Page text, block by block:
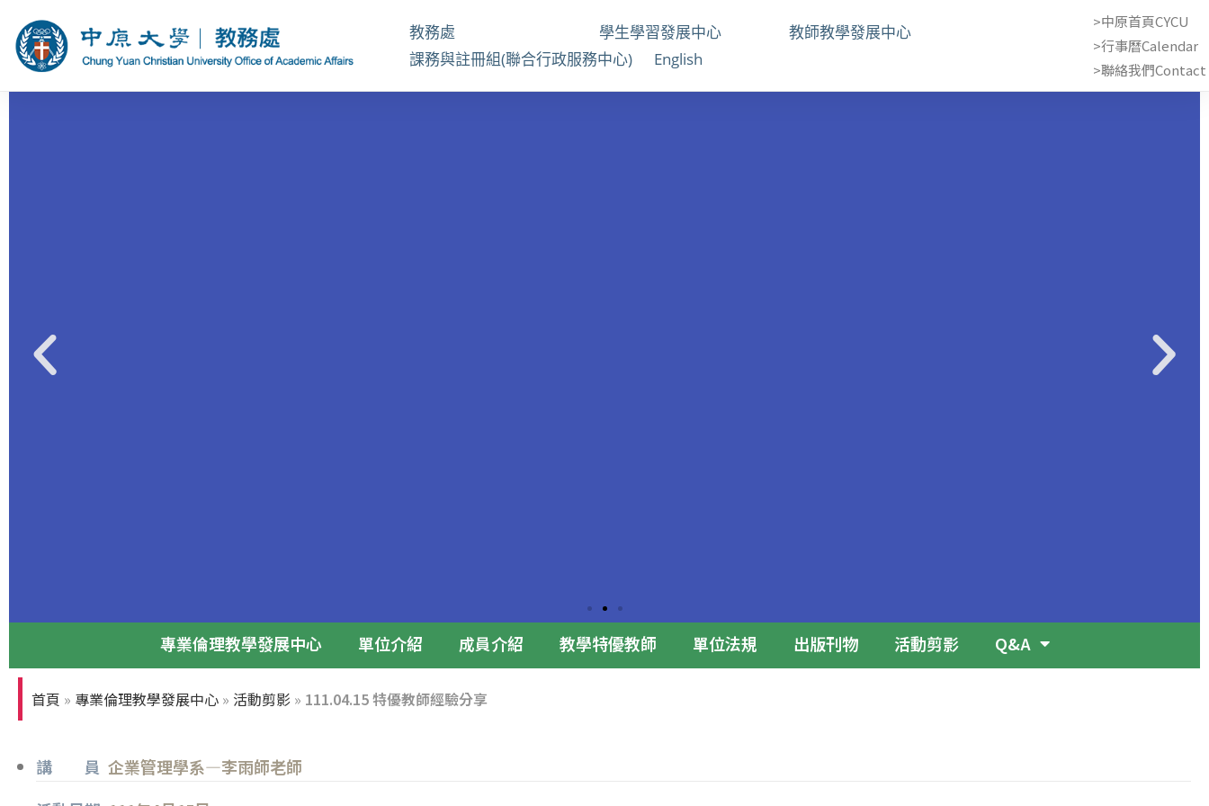
教務處 學生學習發展中心
教師教學發展中心
課務與註冊組(聯合行政服務中心)
English
>中原首頁CYCU
>行事曆Calendar
>聯絡我們Contact
專業倫理論壇
專業倫理教學發展中心 單位介紹 成員介紹 教學特優教師 單位法規 出版刊物 活動剪影 Q&A
首頁 » 專業倫理教學發展中心 » 活動剪影 » 111.04.15 特優教師經驗分享
講 員 企業管理學系—李雨師老師